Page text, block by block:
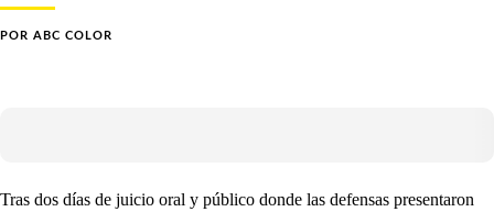
POR ABC COLOR
Tras dos días de juicio oral y público donde las defensas presentaron